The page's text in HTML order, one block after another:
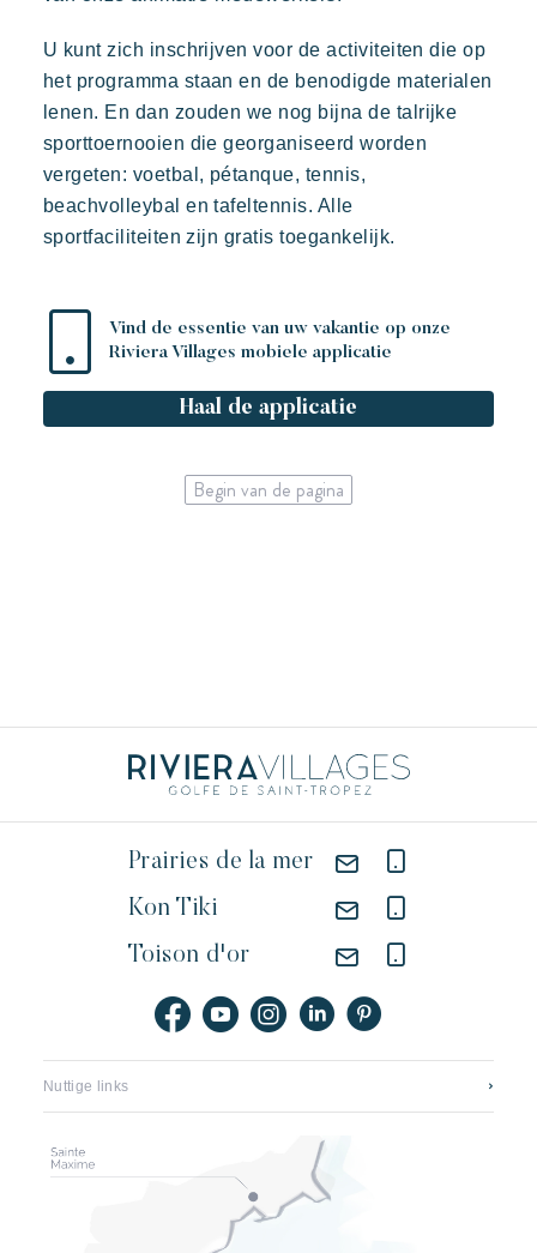
Een idyllische omgeving direct gelegen aan het beroemde
strand van Pampelonne
Een wild en kleurrijk paradijs
Vind de essentie van uw vakantie op onze
Riviera Villages mobiele applicatie
Haal de applicatie
U kunt zich inschrijven voor de activiteiten die op
het programma staan en de benodigde materialen
lenen. En dan zouden we nog bijna de talrijke
sporttoernooien die georganiseerd worden
vergeten: voetbal, pétanque, tennis,
beachvolleybal en tafeltennis. Alle
sportfaciliteiten zijn gratis toegankelijk.
Begin van de pagina
Prairies de la mer
Kon Tiki
Toison d'or
Nuttige links
Vacatures
Brochures, plattegronden en tarieven